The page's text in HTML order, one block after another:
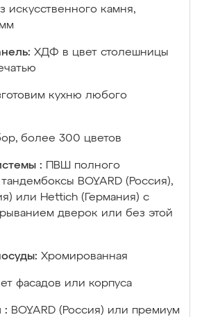
искусственного камня,
ХДФ в цвет столешницы
кухню любого
более 300 цветов
:
ПВШ полного
BOYARD (Россия),
или Hettich (Германия) с
дверок или без этой
Хромированная
фасадов или корпуса
: BOYARD (Россия) или премиум